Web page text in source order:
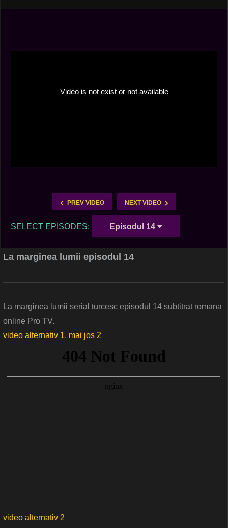
PREV VIDEO NEXT VIDEO
SELECT EPISODES: Episodul 14
La marginea lumii episodul 14
La marginea lumii serial turcesc episodul 14 subtitrat romana
online Pro TV.
video alternativ 1, mai jos 2
video alternativ 2